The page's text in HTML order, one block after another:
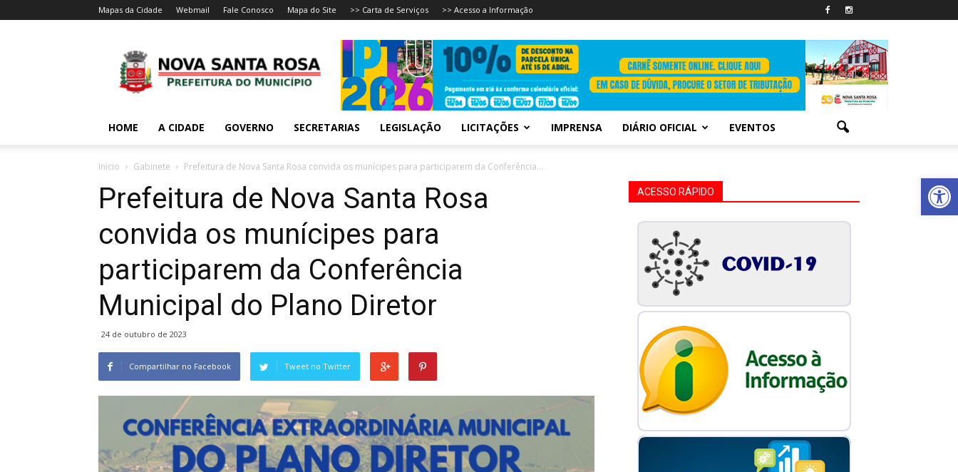
Abrir
Mapas da Cidade Webmail Fale Conosco Mapa do Site >> Carta de Serviços >> Acesso a Informação
HOME A CIDADE GOVERNO SECRETARIAS LEGISLAÇÃO LICITAÇÕES IMPRENSA DIÁRIO OFICIAL EVENTOS
Inicio Gabinete Prefeitura de Nova Santa Rosa convida os munícipes para participarem da Conferência...
Prefeitura de Nova Santa Rosa
convida os munícipes para
participarem da Conferência
Municipal do Plano Diretor
24 de outubro de 2023
Compartilhar no Facebook Tweet no Twitter
ACESSO RÁPIDO